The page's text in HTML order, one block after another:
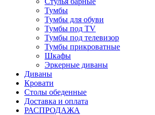
Тумбы
Тумбы для обуви
Тумбы под TV
Тумбы под телевизор
Тумбы прикроватные
Шкафы
Эркерные диваны
Диваны
Кровати
Столы обеденные
Доставка и оплата
РАСПРОДАЖА